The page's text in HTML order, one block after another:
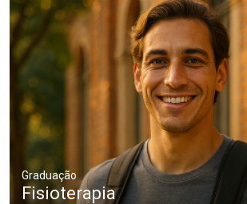
Graduação
Fisioterapia